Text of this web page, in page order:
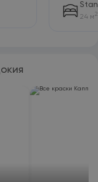
24 м 2